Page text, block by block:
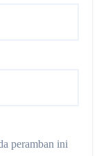
peramban ini